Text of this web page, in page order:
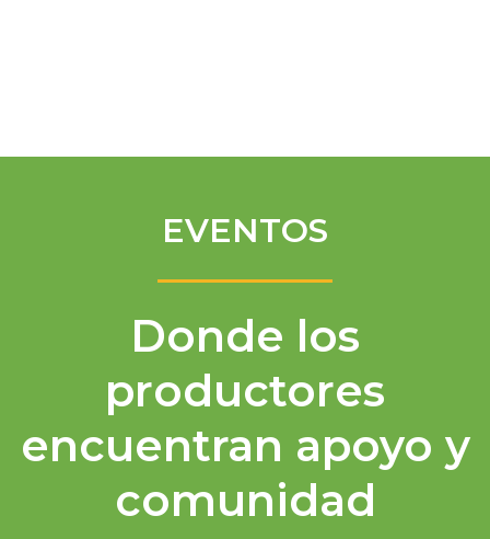
EVENTOS
Donde los
productores
encuentran apoyo y
comunidad